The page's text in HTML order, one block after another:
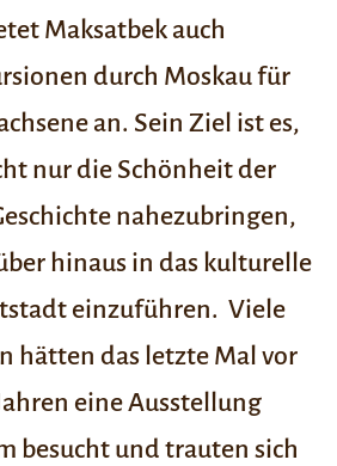
Maksatbek auch
durch Moskau für
an. Sein Ziel ist es,
nur die Schönheit der
nahezubringen,
hinaus in das kulturelle
einzuführen. Viele
hätten das letzte Mal vor
eine Ausstellung
besucht und trauten sich